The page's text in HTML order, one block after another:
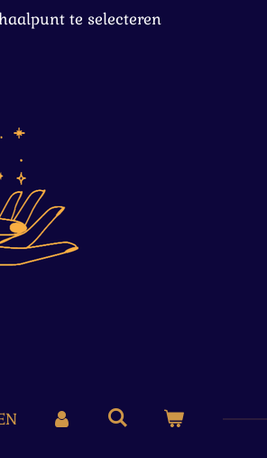
te selecteren